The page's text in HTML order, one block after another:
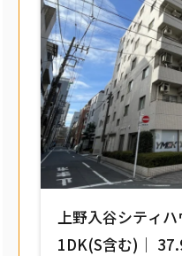
上野入谷シティ
1DK(S含む)｜